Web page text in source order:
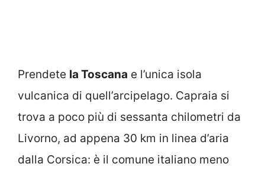
Prendete la Toscana e l’unica isola
vulcanica di quell’arcipelago. Capraia si
trova a poco più di sessanta chilometri da
Livorno, ad appena 30 km in linea d’aria
dalla Corsica: è il comune italiano meno